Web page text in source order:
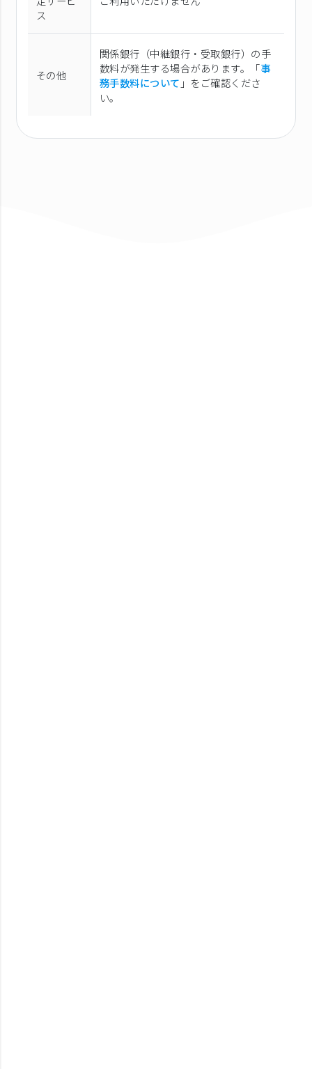
ス
その他
関係銀行（中継銀行・受取銀行）の手
数料が発生する場合があります。「事
務手数料について 」をご確認くださ
い。